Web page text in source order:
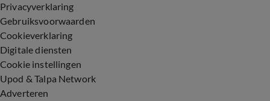
Privacyverklaring
Gebruiksvoorwaarden
Cookieverklaring
Digitale diensten
Cookie instellingen
Upod & Talpa Network
Adverteren